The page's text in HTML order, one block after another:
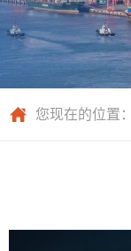
您现在的位置：